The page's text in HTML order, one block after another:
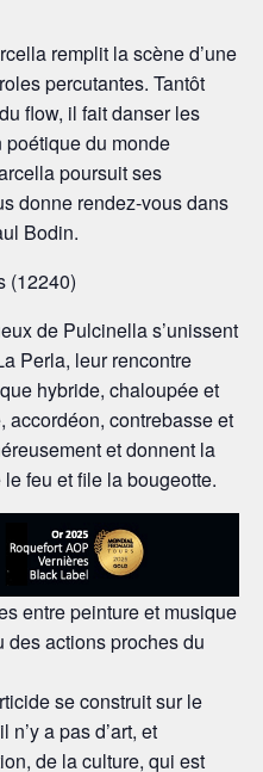
remplit la scène d’une
percutantes. Tantôt
flow, il fait danser les
du monde
poursuit ses
donne rendez-vous dans
Bodin.
(12240)
de Pulcinella s’unissent
Perla, leur rencontre
hybride, chaloupée et
contrebasse et
et donnent la
feu et file la bougeotte.
entre peinture et musique
des actions proches du
se construit sur le
a pas d’art, et
de la culture, qui est